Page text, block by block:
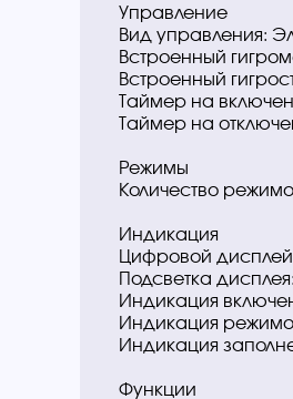
Управление
Вид управления:
Встроенный
Встроенный
Таймер на
Таймер на
Режимы
Количество
Индикация
Цифровой
Подсветка
Индикация
Индикация
Индикация
Функции